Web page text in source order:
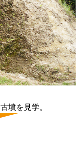
墳を見学。